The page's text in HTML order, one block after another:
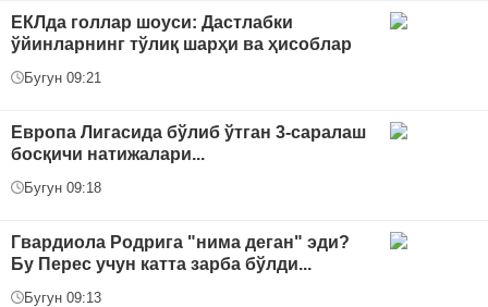
ЕКЛда голлар шоуси: Дастлабки
ўйинларнинг тўлиқ шарҳи ва ҳисоблар
Бугун 09:21
Европа Лигасида бўлиб ўтган 3-саралаш
босқичи натижалари...
Бугун 09:18
Гвардиола Родрига "нима деган" эди?
Бу Перес учун катта зарба бўлди...
Бугун 09:13